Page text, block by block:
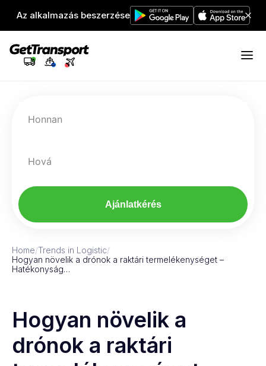
Az alkalmazás beszerzése
Honnan
Hová
Ajánlatkérés
Home/Trends in Logistic/
Hogyan növelik a drónok a raktári termelékenységet –
Hatékonyság…
Hogyan növelik a
drónok a raktári